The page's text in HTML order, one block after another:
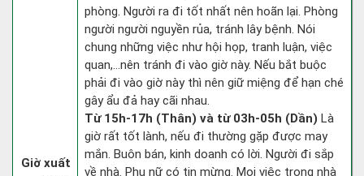
Giờ xuất
phòng. Người ra đi tốt nhất nên hoãn lại. Phòng
người người nguyền rủa, tránh lây bệnh. Nói
chung những việc như hội họp, tranh luận, việc
quan,…nên tránh đi vào giờ này. Nếu bắt buộc
phải đi vào giờ này thì nên giữ miệng để hạn ché
gây ẩu đả hay cãi nhau.
Từ 15h-17h (Thân) và từ 03h-05h (Dần) Là
giờ rất tốt lành, nếu đi thường gặp được may
mắn. Buôn bán, kinh doanh có lời. Người đi sắp
về nhà. Phụ nữ có tin mừng. Mọi việc trong nhà